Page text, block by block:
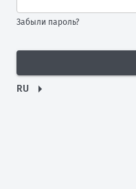
Забыли пароль?
RU